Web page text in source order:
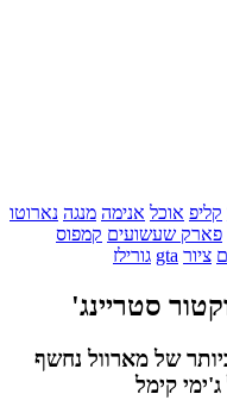
קליפ אוכל אנימה מנגה נארוטו
פארק שעשועים קמפוס
ציור gta גורילז
סטריינג'
של מארוול נחשף
קימל